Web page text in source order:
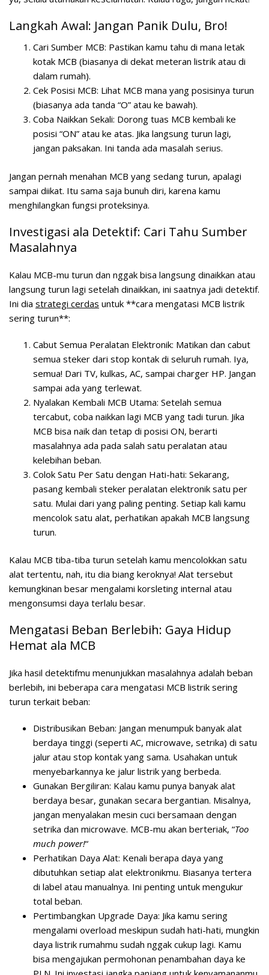
Langkah Awal: Jangan Panik Dulu, Bro!
Cari Sumber MCB: Pastikan kamu tahu di mana letak
kotak MCB (biasanya di dekat meteran listrik atau di
dalam rumah).
Cek Posisi MCB: Lihat MCB mana yang posisinya turun
(biasanya ada tanda “O” atau ke bawah).
Coba Naikkan Sekali: Dorong tuas MCB kembali ke
posisi “ON” atau ke atas. Jika langsung turun lagi,
jangan paksakan. Ini tanda ada masalah serius.
Jangan pernah menahan MCB yang sedang turun, apalagi
sampai diikat. Itu sama saja bunuh diri, karena kamu
menghilangkan fungsi proteksinya.
Investigasi ala Detektif: Cari Tahu Sumber
Masalahnya
Kalau MCB-mu turun dan nggak bisa langsung dinaikkan atau
langsung turun lagi setelah dinaikkan, ini saatnya jadi detektif.
Ini dia strategi cerdas untuk **cara mengatasi MCB listrik
sering turun**:
Cabut Semua Peralatan Elektronik: Matikan dan cabut
semua steker dari stop kontak di seluruh rumah. Iya,
semua! Dari TV, kulkas, AC, sampai charger HP. Jangan
sampai ada yang terlewat.
Nyalakan Kembali MCB Utama: Setelah semua
tercabut, coba naikkan lagi MCB yang tadi turun. Jika
MCB bisa naik dan tetap di posisi ON, berarti
masalahnya ada pada salah satu peralatan atau
kelebihan beban.
Colok Satu Per Satu dengan Hati-hati: Sekarang,
pasang kembali steker peralatan elektronik satu per
satu. Mulai dari yang paling penting. Setiap kali kamu
mencolok satu alat, perhatikan apakah MCB langsung
turun.
Kalau MCB tiba-tiba turun setelah kamu mencolokkan satu
alat tertentu, nah, itu dia biang keroknya! Alat tersebut
kemungkinan besar mengalami korsleting internal atau
mengonsumsi daya terlalu besar.
Mengatasi Beban Berlebih: Gaya Hidup
Hemat ala MCB
Jika hasil detektifmu menunjukkan masalahnya adalah beban
berlebih, ini beberapa cara mengatasi MCB listrik sering
turun terkait beban:
Distribusikan Beban: Jangan menumpuk banyak alat
berdaya tinggi (seperti AC, microwave, setrika) di satu
jalur atau stop kontak yang sama. Usahakan untuk
menyebarkannya ke jalur listrik yang berbeda.
Gunakan Bergiliran: Kalau kamu punya banyak alat
berdaya besar, gunakan secara bergantian. Misalnya,
jangan menyalakan mesin cuci bersamaan dengan
setrika dan microwave. MCB-mu akan berteriak, “Too
much power!“
Perhatikan Daya Alat: Kenali berapa daya yang
dibutuhkan setiap alat elektronikmu. Biasanya tertera
di label atau manualnya. Ini penting untuk mengukur
total beban.
Pertimbangkan Upgrade Daya: Jika kamu sering
mengalami overload meskipun sudah hati-hati, mungkin
daya listrik rumahmu sudah nggak cukup lagi. Kamu
bisa mengajukan permohonan penambahan daya ke